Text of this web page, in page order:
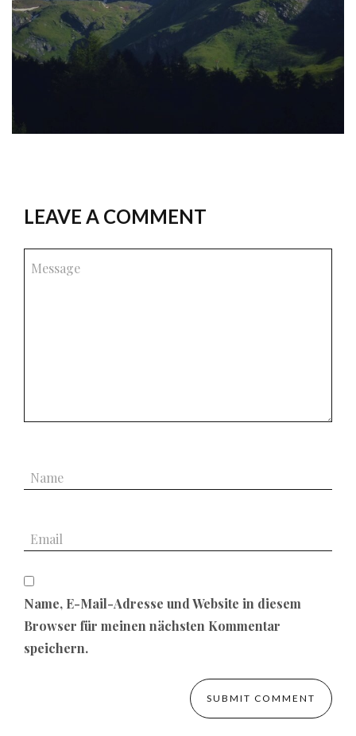
LEAVE A COMMENT
Name, E-Mail-Adresse und Website in diesem
Browser für meinen nächsten Kommentar
speichern.